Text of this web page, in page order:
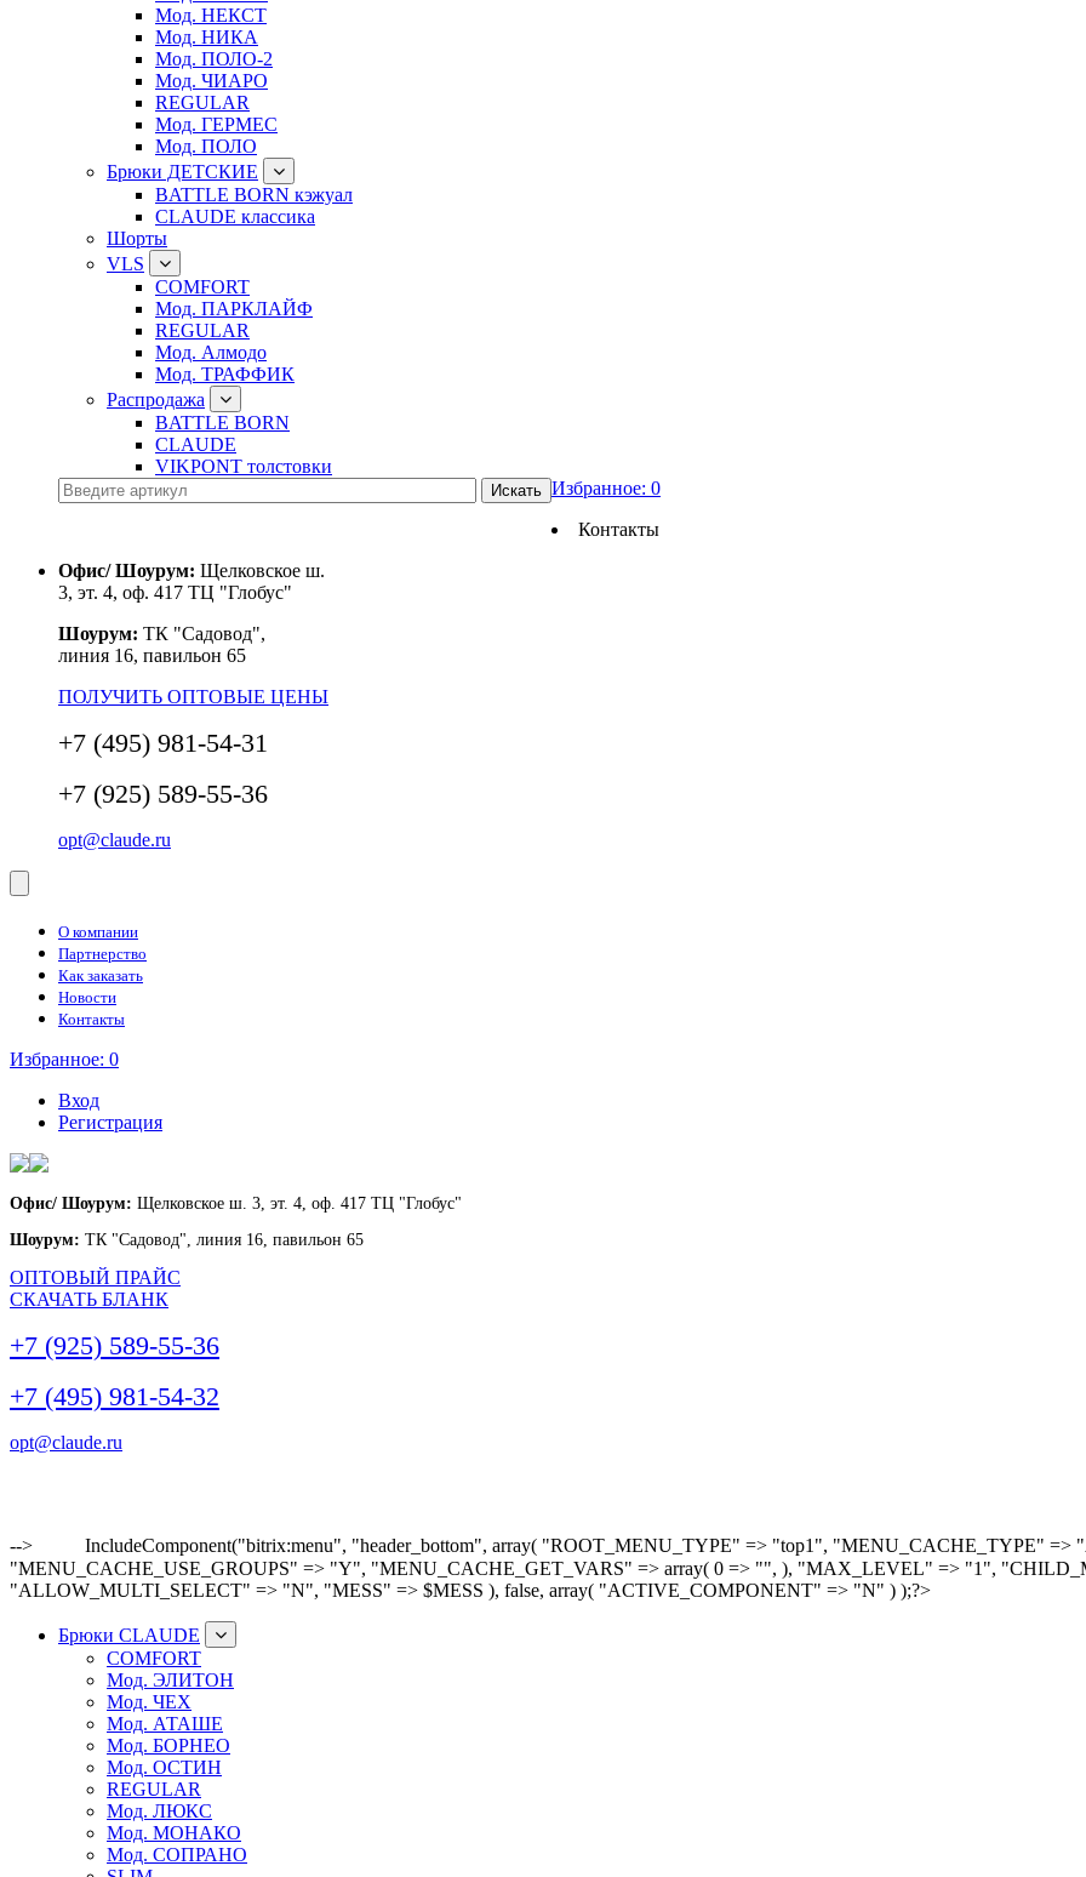
Мод. НЕКСТ
Мод. НИКА
Мод. ПОЛО-2
Мод. ЧИАРО
REGULAR
Мод. ГЕРМЕС
Мод. ПОЛО
Брюки ДЕТСКИЕ
BATTLE BORN кэжуал
CLAUDE классика
Шорты
VLS
COMFORT
Мод. ПАРКЛАЙФ
REGULAR
Мод. Алмодо
Мод. ТРАФФИК
Распродажа
BATTLE BORN
CLAUDE
VIKPONT толстовки
Избранное: 0
Контакты
Офис/ Шоурум: Щелковское ш.
3, эт. 4, оф. 417 ТЦ "Глобус"
Шоурум: ТК "Садовод",
линия 16, павильон 65
ПОЛУЧИТЬ ОПТОВЫЕ ЦЕНЫ
+7 (495) 981-54-31
+7 (925) 589-55-36
opt@claude.ru
О компании
Партнерство
Как заказать
Новости
Контакты
Избранное: 0
Вход
Регистрация
Офис/ Шоурум: Щелковское ш. 3, эт. 4, оф. 417 ТЦ "Глобус"
Шоурум: ТК "Садовод", линия 16, павильон 65
ОПТОВЫЙ ПРАЙС
СКАЧАТЬ БЛАНК
+7 (925) 589-55-36
+7 (495) 981-54-32
opt@claude.ru
-->
IncludeComponent("bitrix:menu", "header_bottom", array( "ROOT_MENU_TYPE" => "top1", "MENU_CACHE_TYPE"
"MENU_CACHE_USE_GROUPS" => "Y", "MENU_CACHE_GET_VARS" => array( 0 => "", ), "MAX_LEVEL" => "1",
"ALLOW_MULTI_SELECT" => "N", "MESS" => $MESS ), false, array( "ACTIVE_COMPONENT" => "N" ) );?>
Брюки CLAUDE
COMFORT
Мод. ЭЛИТОН
Мод. ЧЕХ
Мод. АТАШЕ
Мод. БОРНЕО
Мод. ОСТИН
REGULAR
Мод. ЛЮКС
Мод. МОНАКО
Мод. СОПРАНО